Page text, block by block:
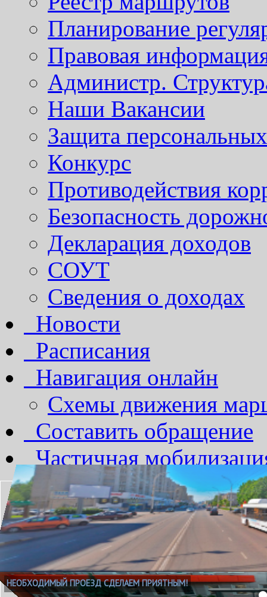
Планирование
Правовая
Администр.
Наши Вакансии
Защита
Конкурс
Противодействия
Безопасность
Декларация доходов
СОУТ
Сведения о доходах
Новости
Расписания
Навигация онлайн
Схемы движения
Составить обращение
Частичная
НЕОБХОДИМЫЙ ПРОЕЗД СДЕЛАЕМ ПРИЯТНЫМ!